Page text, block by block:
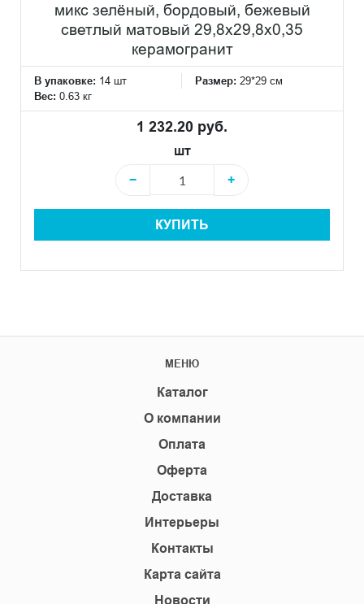
микс зелёный, бордовый, бежевый
светлый матовый 29,8x29,8x0,35
керамогранит
В упаковке: 14 шт Размер: 29*29 см
Вес: 0.63 кг
1 232.20 руб.
шт
−
+
КУПИТЬ
МЕНЮ
Каталог
О компании
Оплата
Оферта
Доставка
Интерьеры
Контакты
Карта сайта
Новости